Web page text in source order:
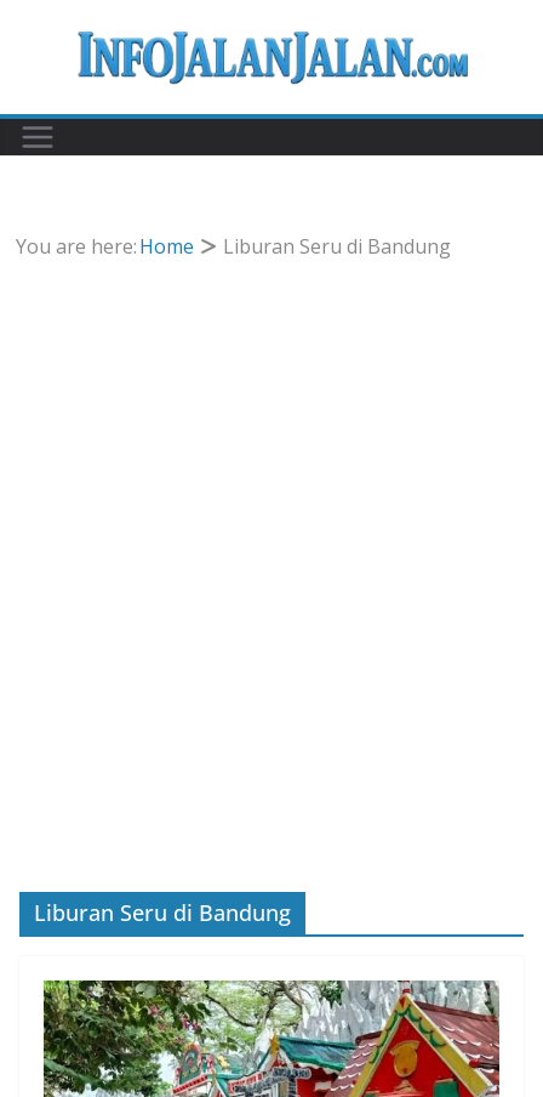
You are here:Home Liburan Seru di Bandung
Liburan Seru di Bandung